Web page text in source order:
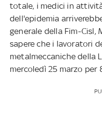
totale, i medici in
dell'epidemia
generale della Fim-Cisl,
sapere che i lavoratori
metalmeccaniche della
mercoledì 25 marzo per